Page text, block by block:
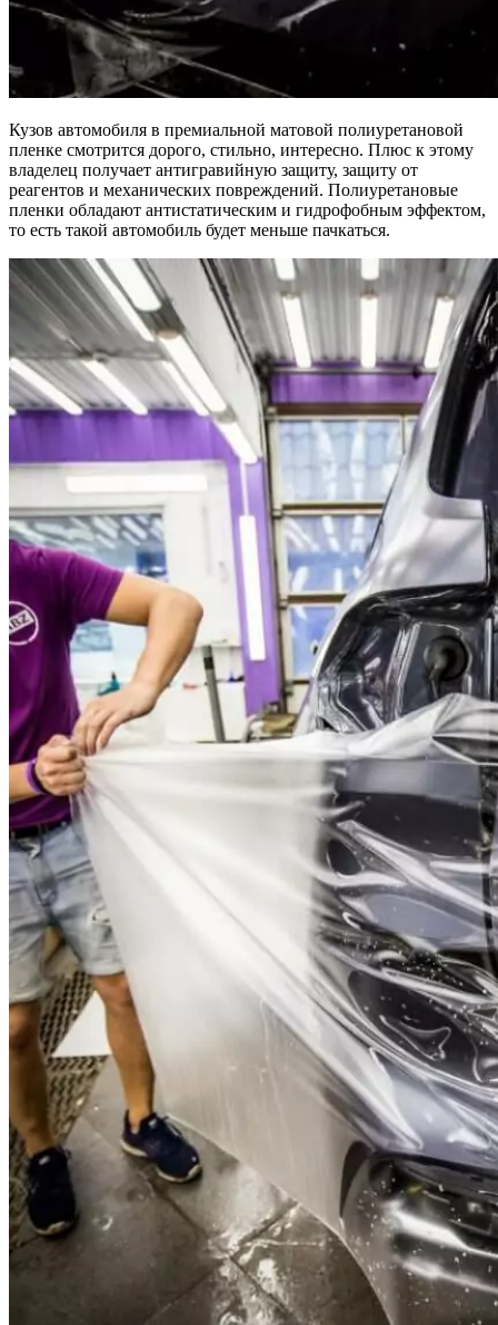
Кузов автомобиля в премиальной матовой полиуретановой
пленке смотрится дорого, стильно, интересно. Плюс к этому
владелец получает антигравийную защиту, защиту от
реагентов и механических повреждений. Полиуретановые
пленки обладают антистатическим и гидрофобным эффектом,
то есть такой автомобиль будет меньше пачкаться.